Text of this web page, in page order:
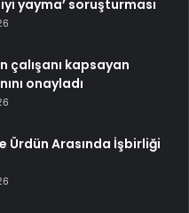
yayma’ soruşturması
çalışanı kapsayan
onayladı
Ürdün Arasında İşbirliği